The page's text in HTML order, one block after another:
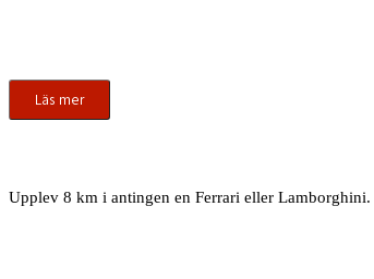
Läs mer
Upplev 8 km i antingen en Ferrari eller Lamborghini.